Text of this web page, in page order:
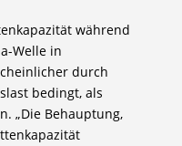
während
Welle in
durch
bedingt, als
„Die Behauptung,